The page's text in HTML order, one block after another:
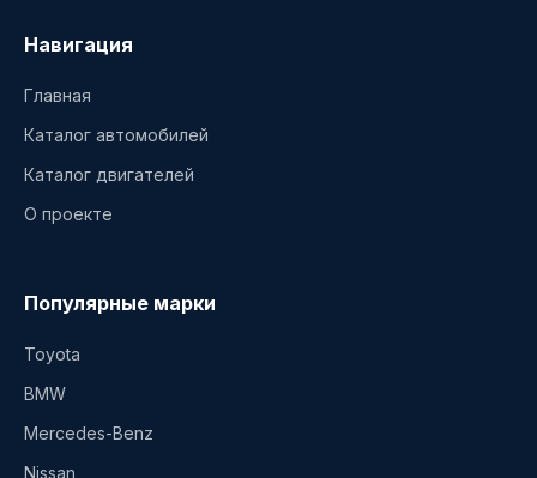
Навигация
Главная
Каталог автомобилей
Каталог двигателей
О проекте
Популярные марки
Toyota
BMW
Mercedes-Benz
Nissan